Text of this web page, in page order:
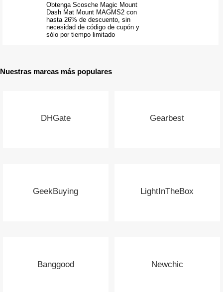
Obtenga Scosche Magic Mount
Dash Mat Mount MAGMS2 con
hasta 26% de descuento, sin
necesidad de código de cupón y
sólo por tiempo limitado
Nuestras marcas más populares
DHGate Gearbest
GeekBuying LightInTheBox
Banggood Newchic